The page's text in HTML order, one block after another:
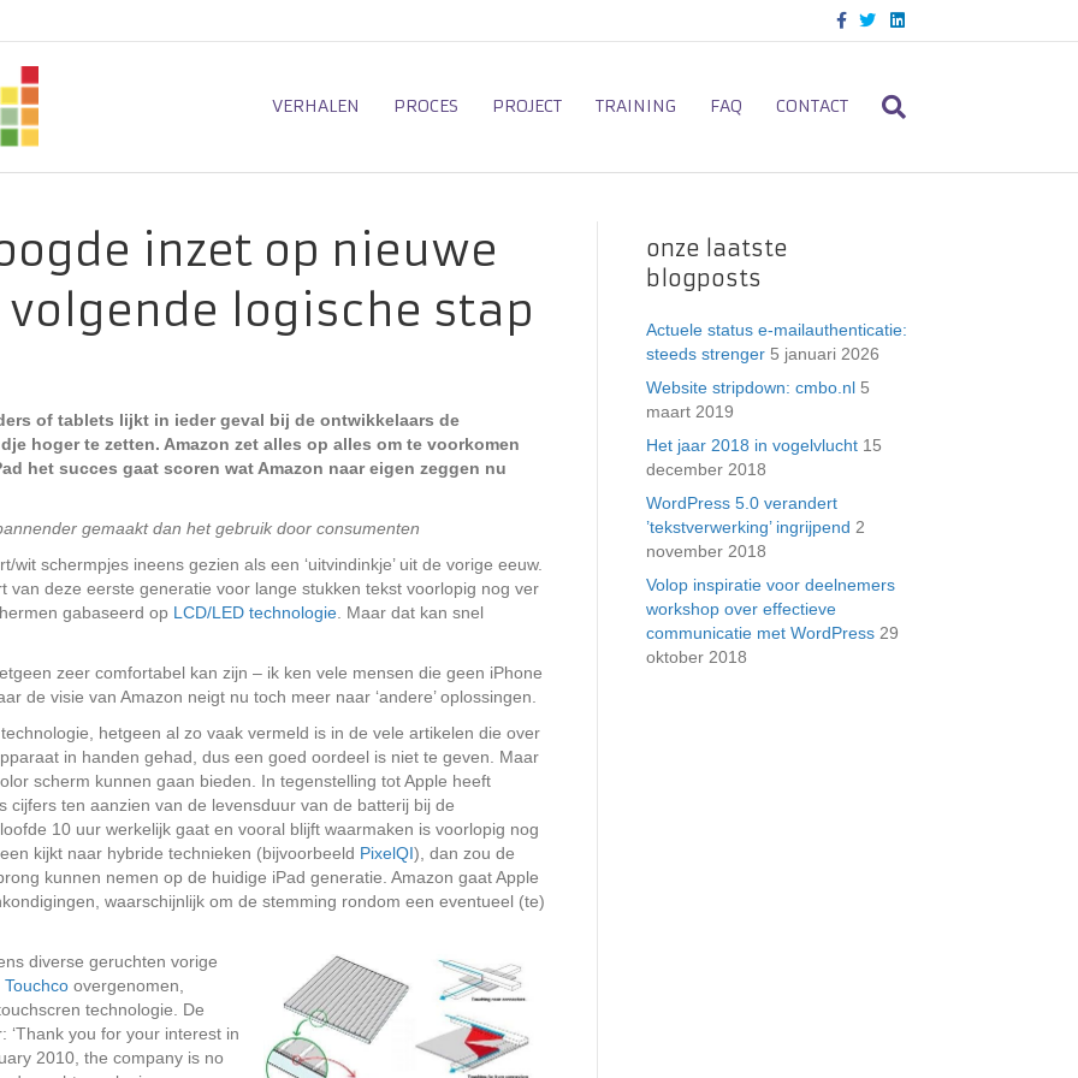
c
o
o
T
i
e
L
n
d
VERHALEN PROCES PROJECT TRAINING FAQ CONTACT
inzet op nieuwe
logische stap
of tablets lijkt in ieder geval bij de ontwikkelaars de
hoger te zetten. Amazon zet alles op alles om te voorkomen
het succes gaat scoren wat Amazon naar eigen zeggen nu
gemaakt dan het gebruik door consumenten
schermpjes ineens gezien als een ‘uitvindinkje’ uit de vorige eeuw.
deze eerste generatie voor lange stukken tekst voorlopig nog ver
gabaseerd op LCD/LED technologie . Maar dat kan snel
zeer comfortabel kan zijn – ik ken vele mensen die geen iPhone
de visie van Amazon neigt nu toch meer naar ‘andere’ oplossingen.
hetgeen al zo vaak vermeld is in de vele artikelen die over
in handen gehad, dus een goed oordeel is niet te geven. Maar
scherm kunnen gaan bieden. In tegenstelling tot Apple heeft
cijfers ten aanzien van de levensduur van de batterij bij de
10 uur werkelijk gaat en vooral blijft waarmaken is voorlopig nog
kijkt naar hybride technieken (bijvoorbeeld PixelQI), dan zou de
kunnen nemen op de huidige iPad generatie. Amazon gaat Apple
waarschijnlijk om de stemming rondom een eventueel (te)
diverse geruchten vorige
Touchco overgenomen,
technologie. De
‘Thank you for your interest in
2010, the company is no
onze laatste
blogposts
Actuele status e-mailauthenticatie:
steeds strenger 5 januari 2026
Website stripdown: cmbo.nl 5
maart 2019
Het jaar 2018 in vogelvlucht 15
december 2018
WordPress 5.0 verandert
’tekstverwerking’ ingrijpend 2
november 2018
Volop inspiratie voor deelnemers
workshop over effectieve
communicatie met WordPress 29
oktober 2018